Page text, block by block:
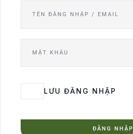
LƯU ĐĂNG NHẬP
ĐĂNG NHẬP